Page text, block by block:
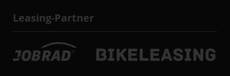
Leasing-Partner